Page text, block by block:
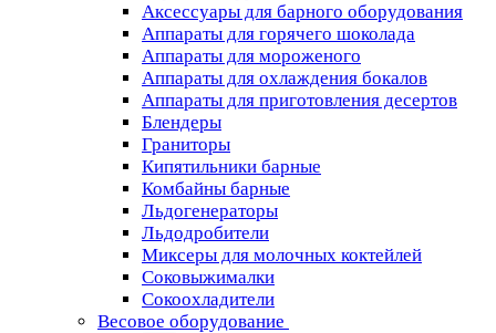
Аксессуары для барного оборудования
Аппараты для горячего шоколада
Аппараты для мороженого
Аппараты для охлаждения бокалов
Аппараты для приготовления десертов
Блендеры
Граниторы
Кипятильники барные
Комбайны барные
Льдогенераторы
Льдодробители
Миксеры для молочных коктейлей
Соковыжималки
Сокоохладители
Весовое оборудование